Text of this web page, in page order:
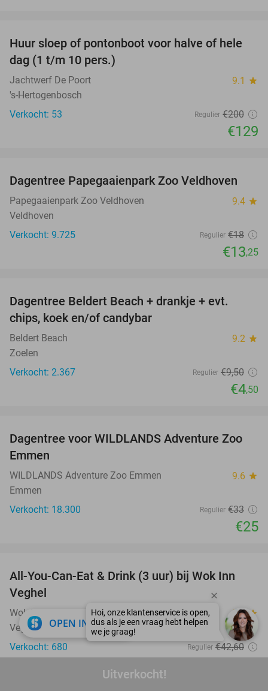
Uitverkocht!
36%
Huur sloep of pontonboot voor halve of hele
dag (1 t/m 10 pers.)
Jachtwerf De Poort 9.1 star
's-Hertogenbosch
Verkocht: 53
Regulier €200
€129
26%
Dagentree Papegaaienpark Zoo Veldhoven
Papegaaienpark Zoo Veldhoven 9.4 star
Veldhoven
Verkocht: 9.725
Regulier €18
€13,25
Dagentree Beldert Beach + drankje + evt.
chips, koek en/of candybar
Beldert Beach 9.2 star
Zoelen
Verkocht: 2.367
Regulier €9,50
€4,50
24%
Dagentree voor WILDLANDS Adventure Zoo
Emmen
WILDLANDS Adventure Zoo Emmen 9.6 star
Emmen
Verkocht: 18.300
Regulier €33
€25
24%
All-You-Can-Eat & Drink (3 uur) bij Wok Inn
Veghel
Wok Inn Veghel 9.2star
Veghel
Verkocht: 680
Regulier €42,60
OPEN IN APP close